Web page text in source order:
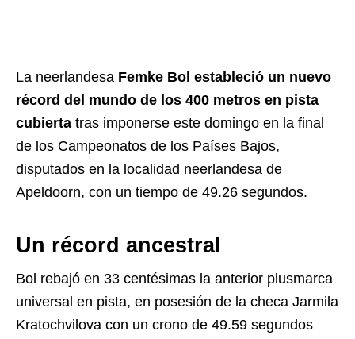
La neerlandesa Femke Bol estableció un nuevo
récord del mundo de los 400 metros en pista
cubierta tras imponerse este domingo en la final
de los Campeonatos de los Países Bajos,
disputados en la localidad neerlandesa de
Apeldoorn, con un tiempo de 49.26 segundos.
Un récord ancestral
Bol rebajó en 33 centésimas la anterior plusmarca
universal en pista, en posesión de la checa Jarmila
Kratochvilova con un crono de 49.59 segundos